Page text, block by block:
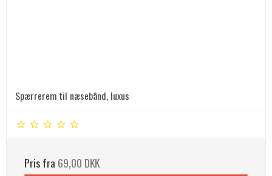
Spærrerem til næsebånd, luxus
Pris fra 69,00 DKK